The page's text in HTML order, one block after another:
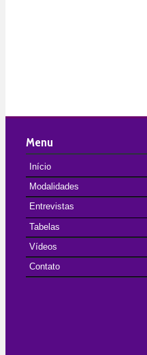
Menu
Início
Modalidades
Entrevistas
Tabelas
Vídeos
Contato